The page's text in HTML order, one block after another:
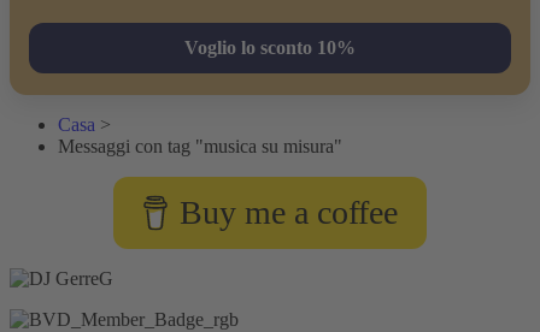
Voglio lo sconto 10%
Casa >
Messaggi con tag "musica su misura"
Buy me a coffee